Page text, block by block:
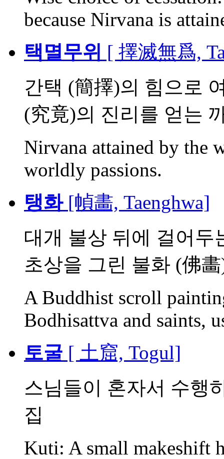
because Nirvana is
택멸무위 [ 擇滅無爲,
간택 (簡擇)의 힘으로
(究竟)의 진리를 얻는
Nirvana attained by the
worldly passions.
탱화 [幀畵, Taenghwa]
대개 불상 뒤에 걸어두
초상을 그린 불화 (佛
A Buddhist scroll
Bodhisattva and saints,
토굴 [ 土窟, Togul]
스님들이 혼자서 수행
집
Kuti: A small makeshift